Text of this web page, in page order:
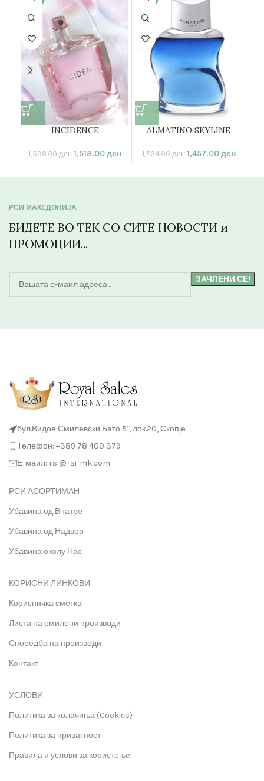
INCIDENCE
1,598.00ден 1,518.00ден
ALMATINO SKYLINE
1,534.00ден 1,457.00ден
РСИ МАКЕДОНИЈА
БИДЕТЕ ВО ТЕК СО СИТЕ НОВОСТИ и
ПРОМОЦИИ...
бул.Видое Смилевски Бато 51, лок.20, Скопје
Телефон: +389 78 400 379
Е-маил: rsi@rsi-mk.com
РСИ АСОРТИМАН
Убавина од Внатре
Убавина од Надвор
Убавина околу Нас
КОРИСНИ ЛИНКОВИ
Корисничка сметка
Листа на омилени производи
Споредба на производи
Контакт
УСЛОВИ
Политика за колачиња (Cookies)
Политика за приватност
Правила и услови за користење